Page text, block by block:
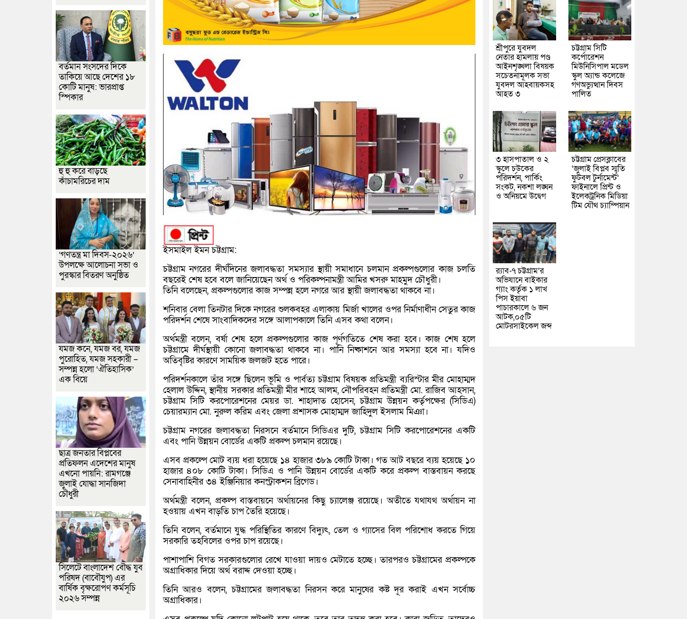
ইসমাইল ইমন চট্টগ্রাম:
চট্টগ্রাম নগরের দীর্ঘদিনের জলাবদ্ধতা সমস্যার স্থায়ী সমাধানে চলমান প্রকল্পগুলোর কাজ চলতি
বছরেই শেষ হবে বলে জানিয়েছেন অর্থ ও পরিকল্পনামন্ত্রী আমির খসরু মাহমুদ চৌধুরী।
তিনি বলেছেন, প্রকল্পগুলোর কাজ সম্পন্ন হলে নগরে আর স্থায়ী জলাবদ্ধতা থাকবে না।
শনিবার বেলা তিনটার দিকে নগরের শুলকবহর এলাকায় মির্জা খালের ওপর নির্মাণাধীন সেতুর কাজ
পরিদর্শন শেষে সাংবাদিকদের সঙ্গে আলাপকালে তিনি এসব কথা বলেন।
অর্থমন্ত্রী বলেন, বর্ষা শেষ হলে প্রকল্পগুলোর কাজ পূর্ণগতিতে শেষ করা হবে। কাজ শেষ হলে
চট্টগ্রামে দীর্ঘস্থায়ী কোনো জলাবদ্ধতা থাকবে না। পানি নিষ্কাশনে আর সমস্যা হবে না। যদিও
অতিবৃষ্টির কারণে সাময়িক জলজট হতে পারে।
পরিদর্শনকালে তাঁর সঙ্গে ছিলেন ভূমি ও পার্বত্য চট্টগ্রাম বিষয়ক প্রতিমন্ত্রী ব্যরিস্টার মীর মোহাম্মদ
হেলাল উদ্দিন, স্থানীয় সরকার প্রতিমন্ত্রী মীর শাহে আলম, নৌপরিবহন প্রতিমন্ত্রী মো. রাজিব আহসান,
চট্টগ্রাম সিটি করপোরেশনের মেয়র ডা. শাহাদাত হোসেন, চট্টগ্রাম উন্নয়ন কর্তৃপক্ষের (সিডিএ)
চেয়ারম্যান মো. নুরুল করিম এবং জেলা প্রশাসক মোহাম্মদ জাহিদুল ইসলাম মিঞা।
চট্টগ্রাম নগরের জলাবদ্ধতা নিরসনে বর্তমানে সিডিএর দুটি, চট্টগ্রাম সিটি করপোরেশনের একটি
এবং পানি উন্নয়ন বোর্ডের একটি প্রকল্প চলমান রয়েছে।
এসব প্রকল্পে মোট ব্যয় ধরা হয়েছে ১৪ হাজার ৩৮৯ কোটি টাকা। গত আট বছরে ব্যয় হয়েছে ১০
হাজার ৪০৮ কোটি টাকা। সিডিএ ও পানি উন্নয়ন বোর্ডের একটি করে প্রকল্প বাস্তবায়ন করছে
সেনাবাহিনীর ৩৪ ইঞ্জিনিয়ার কনস্ট্রাকশন ব্রিগেড।
অর্থমন্ত্রী বলেন, প্রকল্প বাস্তবায়নে অর্থায়নের কিছু চ্যালেঞ্জ রয়েছে। অতীতে যথাযথ অর্থায়ন না
হওয়ায় এখন বাড়তি চাপ তৈরি হয়েছে।
তিনি বলেন, বর্তমানে যুদ্ধ পরিস্থিতির কারণে বিদ্যুৎ, তেল ও গ্যাসের বিল পরিশোধ করতে গিয়ে
সরকারি তহবিলের ওপর চাপ রয়েছে।
পাশাপাশি বিগত সরকারগুলোর রেখে যাওয়া দায়ও মেটাতে হচ্ছে। তারপরও চট্টগ্রামের প্রকল্পকে
অগ্রাধিকার দিয়ে অর্থ বরাদ্দ দেওয়া হচ্ছে।
তিনি আরও বলেন, চট্টগ্রামের জলাবদ্ধতা নিরসন করে মানুষের কষ্ট দূর করাই এখন সর্বোচ্চ
অগ্রাধিকার।
বর্তমান সংসদের দিকে
তাকিয়ে আছে দেশের ১৮
কোটি মানুষ: ভারপ্রাপ্ত
স্পিকার
হু হু করে বাড়ছে
কাঁচামরিচের দাম
‘গণতন্ত্র মা দিবস-২০২৬’
উপলক্ষে আলোচনা সভা ও
পুরস্কার বিতরণ অনুষ্ঠিত
যমজ কনে, যমজ বর, যমজ
পুরোহিত, যমজ সহকারী –
সম্পন্ন হলো ‘ঐতিহাসিক’
এক বিয়ে
ছাত্র জনতার বিপ্লবের
প্রতিফলন এদেশের মানুষ
এখনো পায়নি: রামগঞ্জে
জুলাই যোদ্ধা সানজিদা
চৌধুরী
সিলেটে বাংলাদেশ বৌদ্ধ যুব
পরিষদ (বাবৌযুপ) এর
বার্ষিক বৃক্ষরোপণ কর্মসূচি
২০২৬ সম্পন্ন
শ্রীপুরে যুবদল
নেতার হামলায় পণ্ড
আইনশৃঙ্খলা বিষয়ক
সচেতনামূলক সভা
যুবদল আহবায়কসহ
আহত ৩
চট্টগ্রাম সিটি
কর্পোরেশন
মিউনিসিপাল মডেল
স্কুল অ্যান্ড কলেজে
গণঅভ্যুত্থান দিবস
পালিত
৩ হাসপাতাল ও ২
স্কুলে চউকের
পরিদর্শন, পার্কিং
সংকট, নকশা লঙ্ঘন
ও অনিয়মে উদ্বেগ
চট্টগ্রাম প্রেসক্লাবের
‘জুলাই বিপ্লব স্মৃতি
ফুটবল টুর্নামেন্ট’
ফাইনালে প্রিন্ট ও
ইলেকট্রনিক মিডিয়া
টিম যৌথ চ্যাম্পিয়ান
র‌্যাব-৭ চট্টগ্রাম’র
অভিযানে বাইকার
গ্যাং কর্তৃক ১ লাখ
পিস ইয়াবা
পাচারকালে ৬ জন
আটক,০৫টি
মোটরসাইকেল জব্দ